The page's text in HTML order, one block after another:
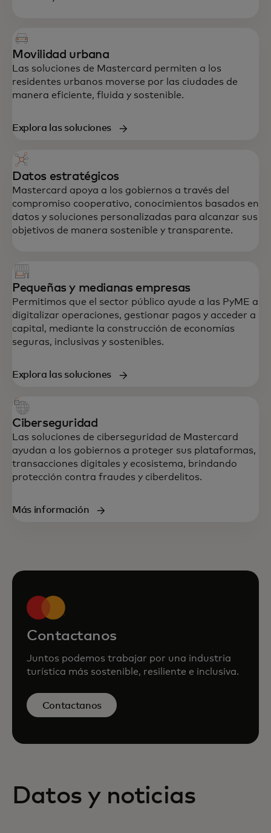
Movilidad urbana
Las soluciones de Mastercard permiten a los
residentes urbanos moverse por las ciudades de
manera eficiente, fluida y sostenible.
Explora las soluciones
Datos estratégicos
Mastercard apoya a los gobiernos a través del
compromiso cooperativo, conocimientos basados en
datos y soluciones personalizadas para alcanzar sus
objetivos de manera sostenible y transparente.
Pequeñas y medianas empresas
Permitimos que el sector público ayude a las PyME a
digitalizar operaciones, gestionar pagos y acceder a
capital, mediante la construcción de economías
seguras, inclusivas y sostenibles.
Explora las soluciones
Ciberseguridad
Las soluciones de ciberseguridad de Mastercard
ayudan a los gobiernos a proteger sus plataformas,
transacciones digitales y ecosistema, brindando
protección contra fraudes y ciberdelitos.
Más información
Contactanos
Juntos podemos trabajar por una industria
turística más sostenible, resiliente e inclusiva.
Contactanos
Datos y noticias